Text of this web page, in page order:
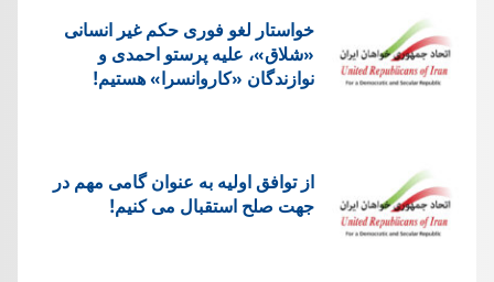
خواستار لغو فوری حکم غیر انسانی
«شلاق»، علیه پرستو احمدی و
نوازندگان «کاروانسرا» هستیم!
از توافق اولیه به عنوان گامی مهم در
جهت صلح استقبال می کنیم!